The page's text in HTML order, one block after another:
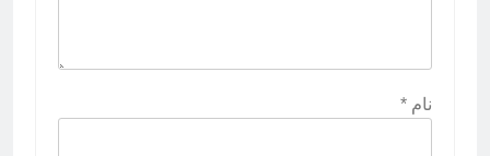
نام *